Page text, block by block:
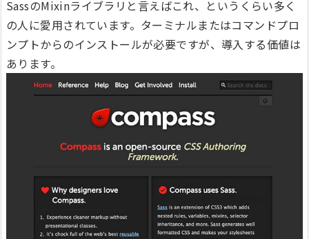
SassのMixinライブラリと言えばこれ、というくらい多く
の人に愛用されています。ターミナルまたはコマンドプロ
ンプトからのインストールが必要ですが、導入する価値は
あります。